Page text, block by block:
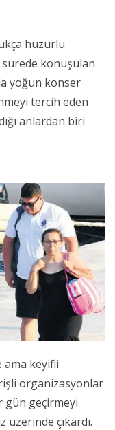
huzurlu
sürede konuşulan
yoğun konser
tercih eden
anlardan biri
keyifli
organizasyonlar
gün geçirmeyi
üzerinde çıkardı.